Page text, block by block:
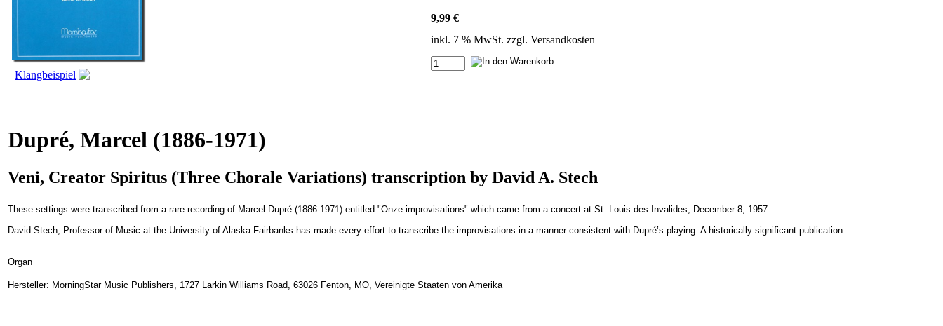
Klangbeispiel
9,99 €
inkl. 7 % MwSt. zzgl. Versandkosten
Dupré, Marcel (1886-1971)
Veni, Creator Spiritus (Three Chorale Variations) transcription by David A. Stech
These settings were transcribed from a rare recording of Marcel Dupré (1886-1971) entitled "Onze improvisations" which came from a concert at St. Louis des Invalides, December 8, 1957.
David Stech, Professor of Music at the University of Alaska Fairbanks has made every effort to transcribe the improvisations in a manner consistent with Dupré’s playing. A historically significant publication.
Organ
Hersteller: MorningStar Music Publishers, 1727 Larkin Williams Road, 63026 Fenton, MO, Vereinigte Staaten von Amerika